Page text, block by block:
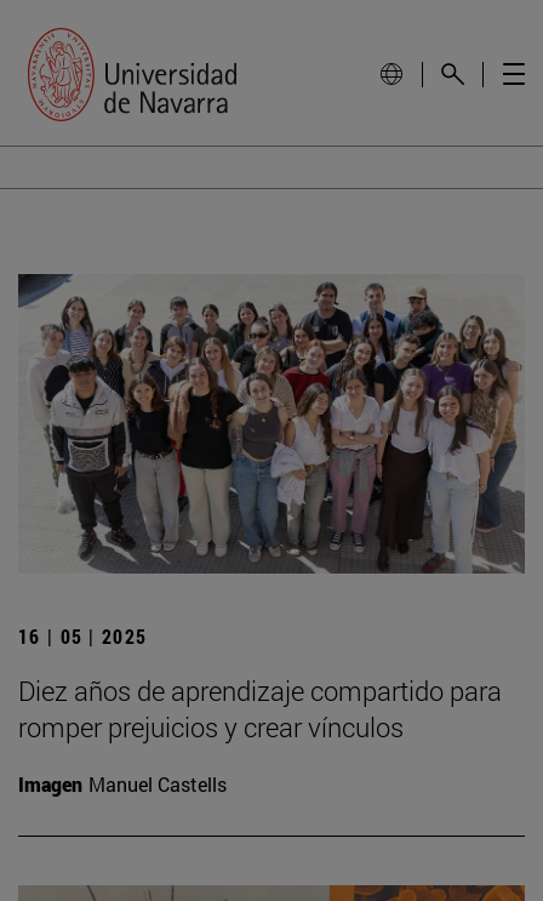
16 | 05 | 2025
Diez años de aprendizaje compartido para
romper prejuicios y crear vínculos
Imagen Manuel Castells